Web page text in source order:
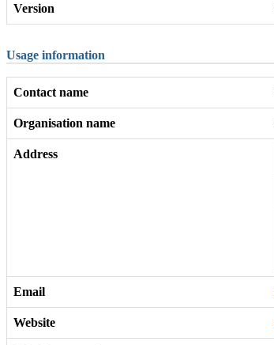
Version
Usage information
Contact name
Organisation name
Address
Email
Website